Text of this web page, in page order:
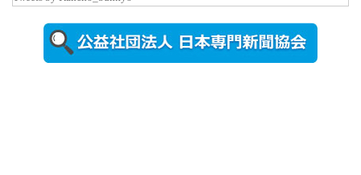
ォトスポッ
ト （8...